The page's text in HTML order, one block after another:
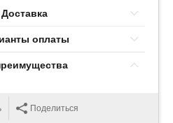
Доставка
оплаты
Поделиться